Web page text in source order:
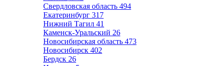
Свердловская область 494
Екатеринбург 317
Нижний Тагил 41
Каменск-Уральский 26
Новосибирская область 473
Новосибирск 402
Бердск 26